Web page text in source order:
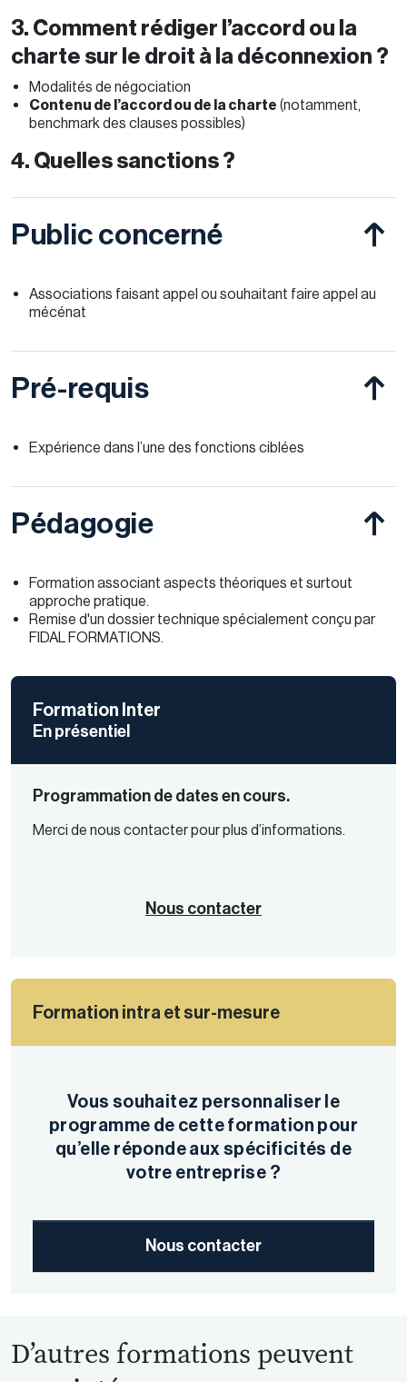
3. Comment rédiger l’accord ou la
charte sur le droit à la déconnexion ?
Modalités de négociation
Contenu de l’accord ou de la charte (notamment,
benchmark des clauses possibles)
4. Quelles sanctions ?
Public concerné
Associations faisant appel ou souhaitant faire appel au
mécénat
Pré-requis
Expérience dans l’une des fonctions ciblées
Pédagogie
Formation associant aspects théoriques et surtout
approche pratique.
Remise d'un dossier technique spécialement conçu par
FIDAL FORMATIONS.
Formation Inter
En présentiel
Programmation de dates en cours.
Merci de nous contacter pour plus d’informations.
Nous contacter
Formation intra et sur-mesure
Vous souhaitez personnaliser le
programme de cette formation pour
qu’elle réponde aux spécificités de
votre entreprise ?
Nous contacter
D’autres formations peuvent